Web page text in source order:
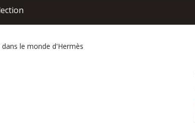
dans le monde d'Hermès